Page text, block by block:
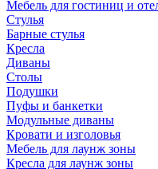
Мебель для гостиниц и
Стулья
Барные стулья
Кресла
Диваны
Столы
Подушки
Пуфы и банкетки
Модульные диваны
Кровати и изголовья
Мебель для лаунж зоны
Кресла для лаунж зоны